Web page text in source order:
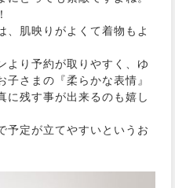
、肌映りがよくて着物もよ
より予約が取りやすく、ゆ
子さまの『柔らかな表情』
に残す事が出来るのも嬉し
予定が立てやすいというお